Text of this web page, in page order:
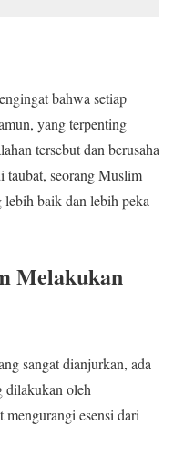
bahwa setiap
yang terpenting
tersebut dan berusaha
taubat, seorang Muslim
lebih baik dan lebih peka
Melakukan
sangat dianjurkan, ada
dilakukan oleh
mengurangi esensi dari